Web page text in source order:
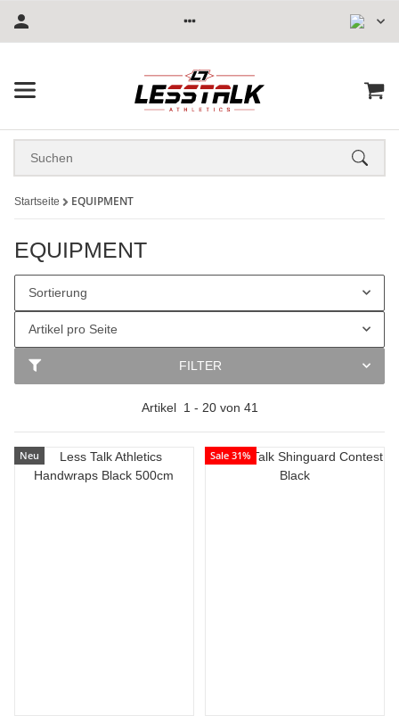
Startseite EQUIPMENT
EQUIPMENT
FILTER
Sortierung
Artikel pro Seite
Artikel 1 - 20von 41
Neu Sale 31%